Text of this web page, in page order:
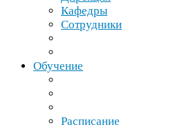
Кафедры
Сотрудники
Обучение
Расписание